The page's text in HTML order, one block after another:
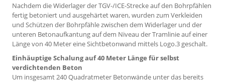
Nachdem die Widerlager der TGV-/ICE-Strecke auf den Bohrpfählen
fertig betoniert und ausgehärtet waren, wurden zum Verkleiden
und Schützen der Bohrpfähle zwischen dem Widerlager und der
unteren Betonaufkantung auf dem Niveau der Tramlinie auf einer
Länge von 40 Meter eine Sichtbetonwand mittels Logo.3 geschalt.
Einhäuptige Schalung auf 40 Meter Länge für selbst
verdichtenden Beton
Um insgesamt 240 Quadratmeter Betonwände unter das bereits